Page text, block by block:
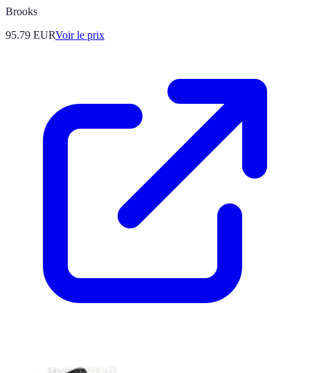
Brooks
95.79 EURVoir le prix